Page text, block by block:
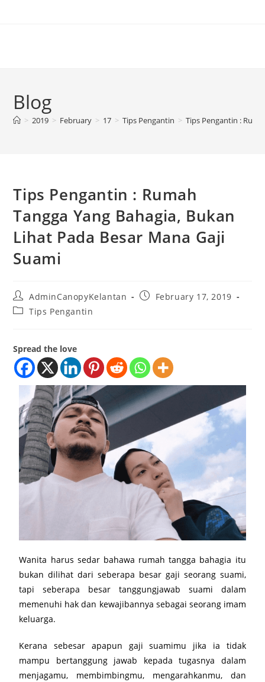
Blog
> 2019 > February > 17 > Tips Pengantin > Tips Pengantin :
Tips Pengantin : Rumah
Tangga Yang Bahagia, Bukan
Lihat Pada Besar Mana Gaji
Suami
AdminCanopyKelantan
February 17, 2019
Tips Pengantin
Spread the love
Wanita harus sedar bahawa rumah tangga bahagia itu
bukan dilihat dari seberapa besar gaji seorang suami,
tapi seberapa besar tanggungjawab suami dalam
memenuhi hak dan kewajibannya sebagai seorang imam
keluarga.
Kerana sebesar apapun gaji suamimu jika ia tidak
mampu bertanggung jawab kepada tugasnya dalam
menjagamu, membimbingmu, mengarahkanmu, dan